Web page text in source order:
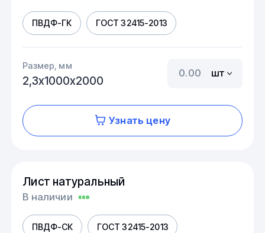
ПВДФ-ГК ГОСТ 32415-2013
Размер, мм
2,3х1000х2000
шт
Узнать цену
Лист натуральный
В наличии
ПВДФ-СК ГОСТ 32415-2013